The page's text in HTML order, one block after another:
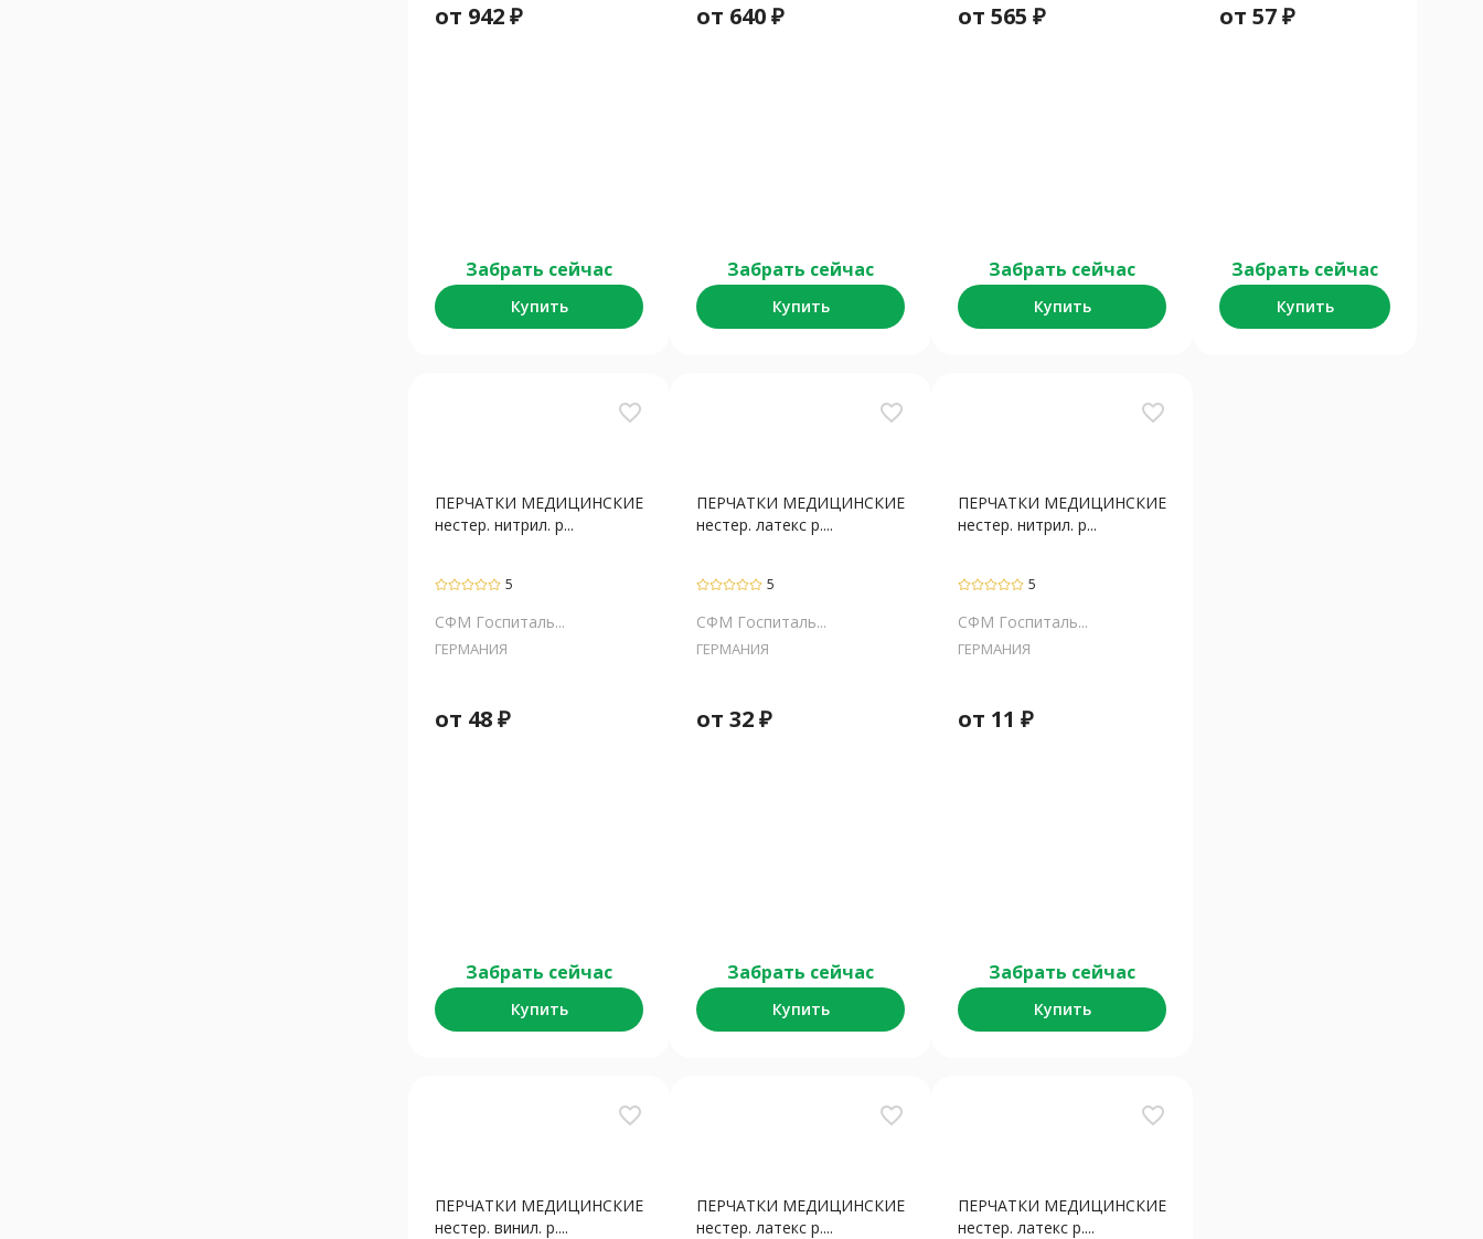
от 942₽
Забрать сейчас
Купить
от 640₽
Забрать сейчас
Купить
от 565 ₽
Забрать сейчас
Купить
от 57₽
Забрать сейчас
Купить
favorite_border
ПЕРЧАТКИ МЕДИЦИНСКИЕ
нестер. нитрил. р...
5
СФМ Госпиталь...
ГЕРМАНИЯ
от 48₽
Забрать сейчас
Купить
favorite_border
ПЕРЧАТКИ МЕДИЦИНСКИЕ
нестер. латекс р....
5
СФМ Госпиталь...
ГЕРМАНИЯ
от 32₽
Забрать сейчас
Купить
favorite_border
ПЕРЧАТКИ МЕДИЦИНСКИЕ
нестер. нитрил. р...
5
СФМ Госпиталь...
ГЕРМАНИЯ
от 11 ₽
Забрать сейчас
Купить
favorite_border
ПЕРЧАТКИ МЕДИЦИНСКИЕ
нестер. винил. р....
favorite_border
ПЕРЧАТКИ МЕДИЦИНСКИЕ
нестер. латекс р....
favorite_border
ПЕРЧАТКИ МЕДИЦИНСКИЕ
нестер. латекс р....